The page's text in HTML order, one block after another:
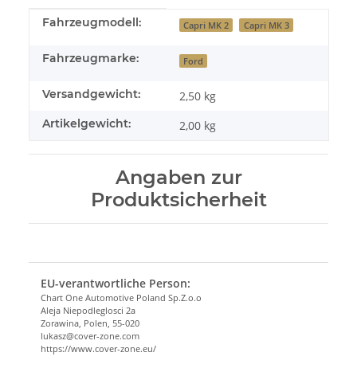
Produkteigenschaft
Wert
Fahrzeugmodell: Capri MK 2 Capri MK 3
Fahrzeugmarke: Ford
Versandgewicht: 2,50 kg
Artikelgewicht: 2,00 kg
Angaben zur
Produktsicherheit
EU-verantwortliche Person:
Chart One Automotive Poland Sp.Z.o.o
Aleja Niepodleglosci 2a
Zorawina, Polen, 55-020
lukasz@cover-zone.com
https://www.cover-zone.eu/